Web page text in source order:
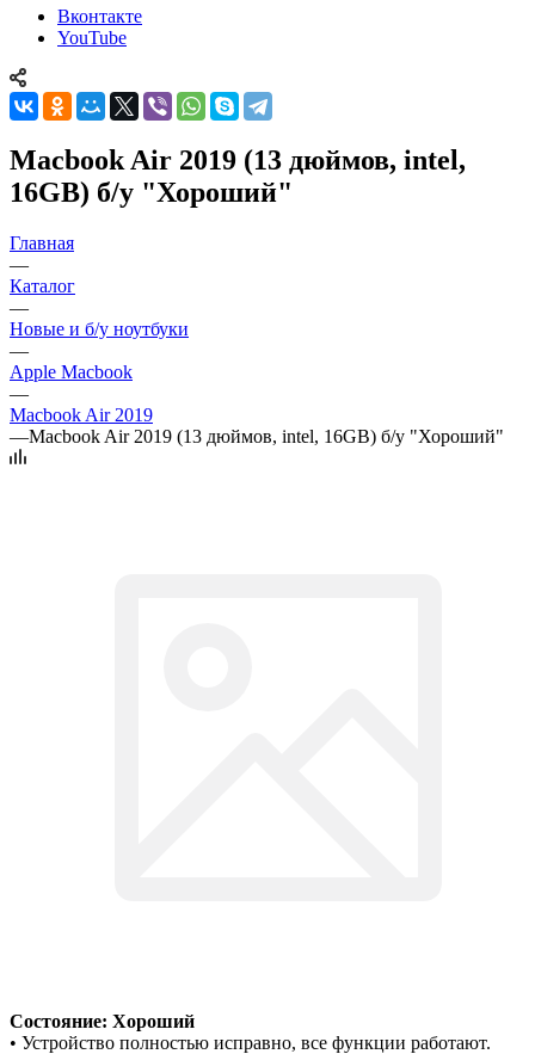
Вконтакте
YouTube
Macbook Air 2019 (13 дюймов, intel,
16GB) б/у "Хороший"
Главная
—
Каталог
—
Новые и б/у ноутбуки
—
Apple Macbook
—
Macbook Air 2019
—Macbook Air 2019 (13 дюймов, intel, 16GB) б/у "Хороший"
Состояние: Хороший
• Устройство полностью исправно, все функции работают.